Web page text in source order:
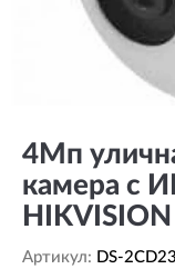
4Мп
камера с
Артикул: DS-